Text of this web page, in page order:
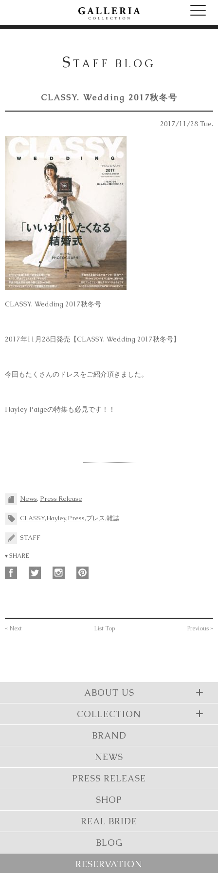
S TAFF BLOG
CLASSY. Wedding 2017秋冬号
2017/11/28 Tue.
CLASSY. Wedding 2017秋冬号
2017年11月28日発売【CLASSY. Wedding 2017秋冬号】
今回もたくさんのドレスをご紹介頂きました。
Hayley Paigeの特集も必見です！！
News, Press Release
CLASSY,Hayley,Press,プレス,雑誌
STAFF
▾ SHARE
« Next List Top Previous »
ABOUT US
COLLECTION
BRAND
NEWS
PRESS RELEASE
SHOP
REAL BRIDE
BLOG
RESERVATION